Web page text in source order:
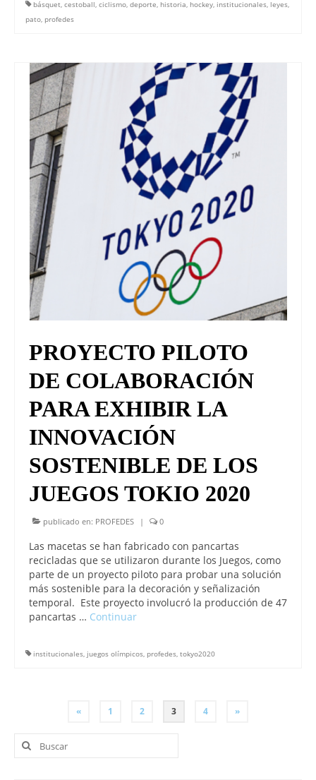
básquet, cestoball, ciclismo, deporte, historia, hockey, institucionales, leyes,
pato, profedes
PROYECTO PILOTO
DE COLABORACIÓN
PARA EXHIBIR LA
INNOVACIÓN
SOSTENIBLE DE LOS
JUEGOS TOKIO 2020
publicado en: PROFEDES | 0
Las macetas se han fabricado con pancartas
recicladas que se utilizaron durante los Juegos, como
parte de un proyecto piloto para probar una solución
más sostenible para la decoración y señalización
temporal. Este proyecto involucró la producción de 47
pancartas … Continuar
institucionales, juegos olímpicos, profedes, tokyo2020
PAGINACIÓN
DE
ENTRADAS
« 1 2 3 4 »
Buscar
por: